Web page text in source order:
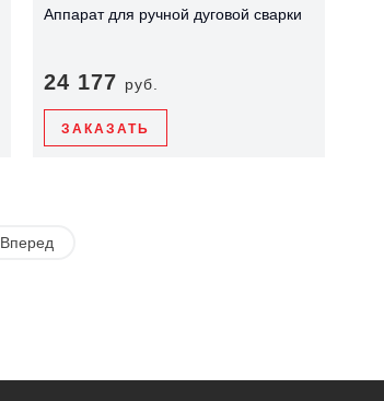
Аппарат для ручной дуговой сварки
24 177 руб.
ЗАКАЗАТЬ
Вперед